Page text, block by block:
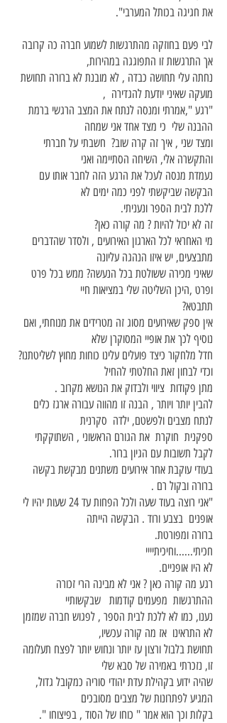
את חגיגה בכותל המערבי".
לבי פעם בחוזקה מהתרגשות לשמוע חברה כה קרובה
אך התרגשות זו התפוגגה במהירות,
נחתה עלי תחושה כבדה , לא מובנת לא ברורה תחושת
מועקה שאיני יודעת להגדירה ,
"רגע ",אמרתי ומנסה לנתח את המצב הרגשי ברמת
ההבנה שלי כי מצד אחד אני שמחה
ומצד שני , איך זה קרה שוב? חשבתי על חברתי
והתקשרה אלי, השיחה הסתיימה ואני
נעמדת מנסה לעכל את הרגע הזה לחבר אותו עם
הבקשה שביקשתי לפני כמה ימים לא
ללכת לבית הספר ונעניתי.
זה לא יכול להיות ? מה קורה כאן?
מי האחראי לכל הארגון האירועים , ולסדר שהדברים
מתבצעים, יש איזו הנהגה עליונה
שאיני מכירה ששולטת בכל הנעשה? ממש בכל פרט
ופרט ,היכן השליטה שלי במציאות חיי
תתבטא?
אין ספק שאירועים מסוג זה מטרידים את מנוחתי, ואם
נוסיף לכך את אופיי המסוקרן שלא
חדל מלחקור כיצד פועלים עלינו כוחות מחוץ לשליטתנו?
וכדי לבחון זאת החלטתי להחיל
מתן פקודות ציווי ולבדוק את הנושא מקרוב .
להבין יותר ויותר , הבנה זו מהווה עבורה ארגז כלים
לנתח מצבים ולפשטם, ילדה סקרנית
ספקנית חוקרת את הגורם הראשוני , השתוקקתי
לקבל תשובות עם הגיון ברור.
בעודי עוקבת אחר אירועים משתנים מבקשת בקשה
ברורה ובקול רם .
"אני רוצה בעוד שעה ולכל הפחות עד 24 שעות יהיו לי
אופנים בצבע ורוד . הבקשה הייתה
ברורה ומפורטת.
חכיתי......וחיכיתיייי
לא היו אופניים.
רגע מה קורה כאן ? אני לא מבינה הרי זכורה
ההתרגשות מפעמים קודמות שבקשותיי
נענו, כמו לא ללכת לבית הספר , לפגוש חברה שמזמן
לא התראינו אז מה קורה עכשיו,
תחושת בלבול ורצון עז יותר ונחוש יותר לפצח תעלומה
זו, נזכרתי באמירה של סבא שלי
שהיה ידוע בקהילת עדת יהודי סוריה כמקובל גדול,
המגיע לפתרונות של מצבים מסובכים
בקלות וכך הוא אמר " כוחו של הסוד , בפיצוחו ".